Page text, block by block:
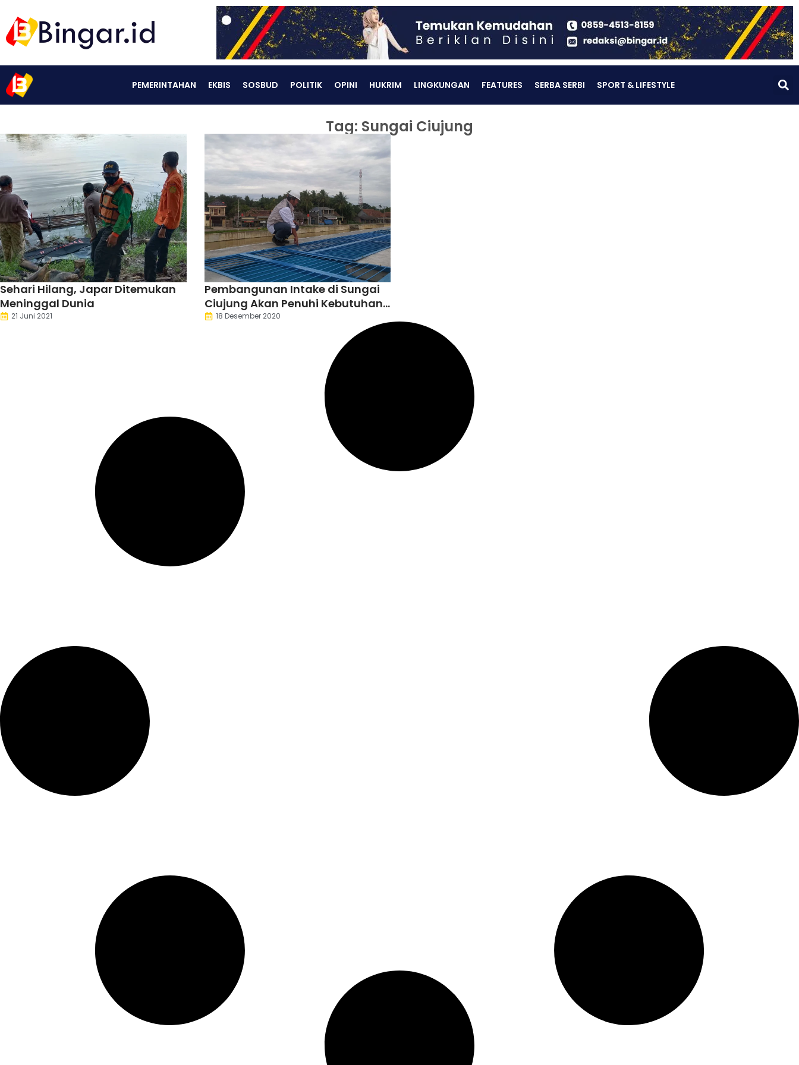
PEMERINTAHAN EKBIS SOSBUD POLITIK OPINI HUKRIM LINGKUNGAN FEATURES SERBA SERBI SPORT & LIFESTYLE
Tag: Sungai Ciujung
Sehari Hilang, Japar Ditemukan
Meninggal Dunia
21 Juni 2021
Pembangunan Intake di Sungai
Ciujung Akan Penuhi Kebutuhan
Air Bersih Warga Ditiga
18 Desember 2020